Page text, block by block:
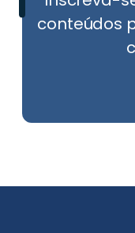
conteúdos